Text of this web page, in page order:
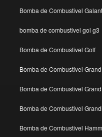
Bomba de Combustivel Galant
bomba de combustivel gol g3
Bomba de Combustivel Golf
Bomba de Combustivel
Bomba de Combustivel
Bomba de Combustivel
Bomba de Combustivel